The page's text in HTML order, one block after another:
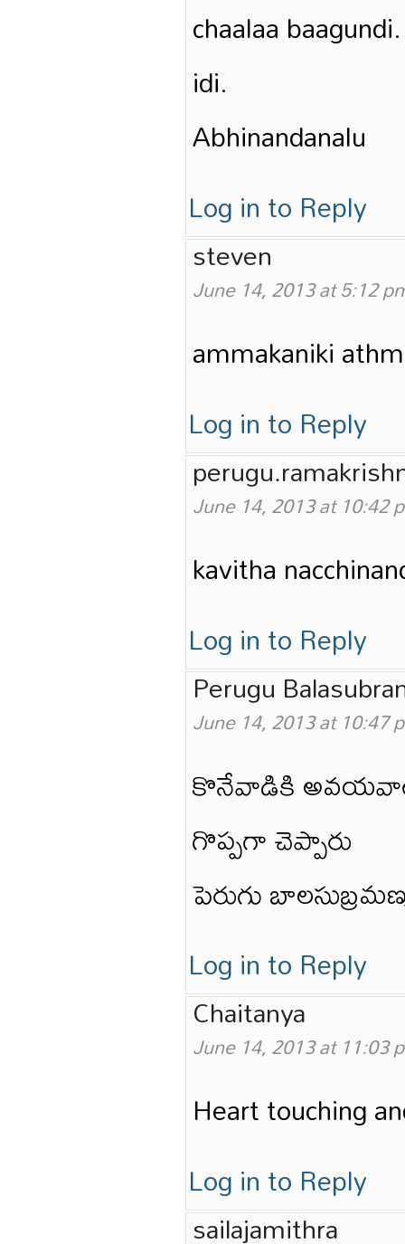
chaalaa
idi.
Abhinandanalu
Log in to Reply
steven
June 14, 2013 at 5:12
ammakaniki
Log in to Reply
June 14, 2013 at 10:42
kavitha
Log in to Reply
Perugu
June 14, 2013 at 10:47
కొనేవాడికి
గొప్పగా చెప్పారు
పెరుగు
Log in to Reply
Chaitanya
June 14, 2013 at 11:03
Heart touching
Log in to Reply
sailajamithra